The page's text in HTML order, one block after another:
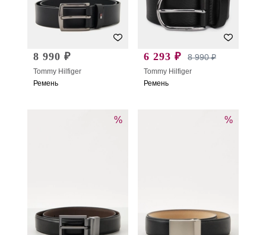
8 990 ₽
Tommy Hilfiger
Ремень
6 293 ₽ 8 990 ₽
Tommy Hilfiger
Ремень
% %